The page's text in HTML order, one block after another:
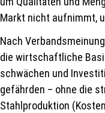
Markt nicht aufnimmt,
Nach
die wirtschaftliche
schwächen und
gefährden – ohne die
Stahlproduktion